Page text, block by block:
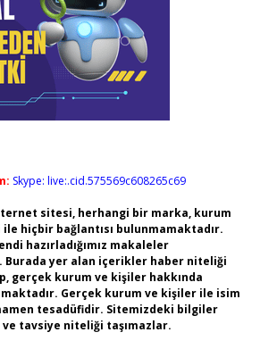
Skype: live:.cid.575569c608265c69
sitesi, herhangi bir marka, kurum
hiçbir bağlantısı bulunmamaktadır.
hazırladığımız makaleler
Burada yer alan içerikler haber niteliği
gerçek kurum ve kişiler hakkında
Gerçek kurum ve kişiler ile isim
tesadüfidir. Sitemizdeki bilgiler
tavsiye niteliği taşımazlar.